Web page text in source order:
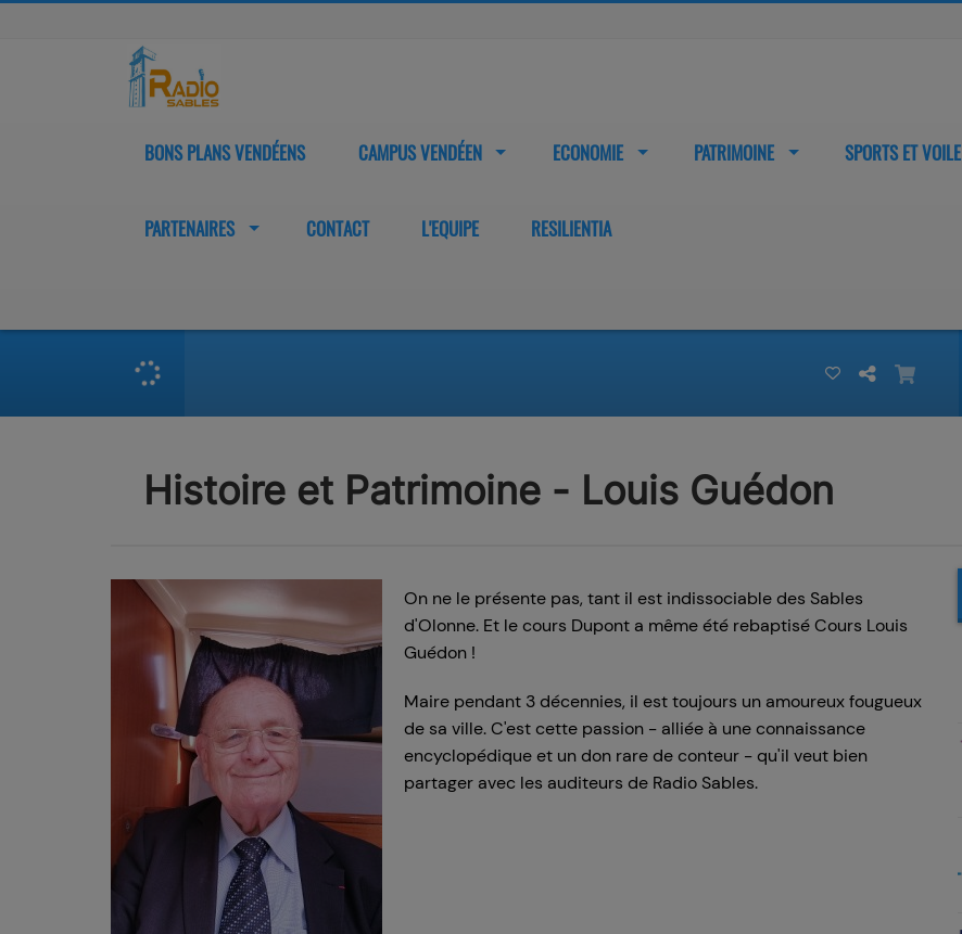
BONS PLANS VENDÉENS CAMPUS VENDÉEN ECONOMIE PATRIMOINE SPORTS ET VOILE
PARTENAIRES CONTACT L'EQUIPE RESILIENTIA
Histoire et Patrimoine - Louis Guédon
On ne le présente pas, tant il est indissociable des Sables
d'Olonne. Et le cours Dupont a même été rebaptisé Cours Louis
Guédon !
Maire pendant 3 décennies, il est toujours un amoureux fougueux
de sa ville. C'est cette passion - alliée à une connaissance
encyclopédique et un don rare de conteur - qu'il veut bien
partager avec les auditeurs de Radio Sables.